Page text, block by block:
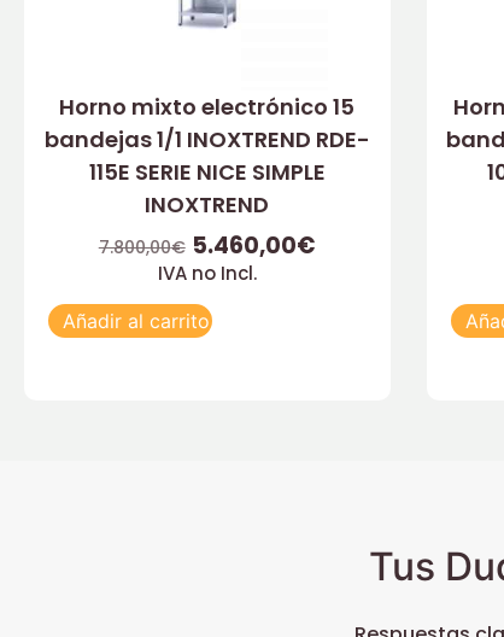
Horno mixto electrónico 15
bandejas 1/1 INOXTREND RDE-
115E SERIE NICE SIMPLE
INOXTREND
7.800,00€ 5.460,00€
IVA no Incl.
Añadir al carrito
Tus